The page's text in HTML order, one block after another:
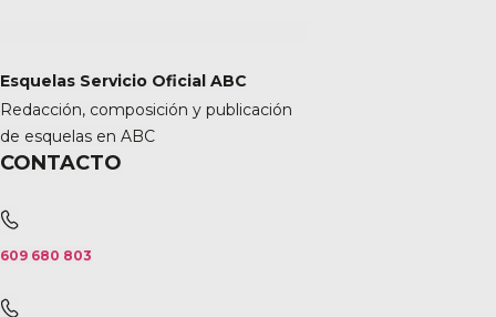
Esquelas Servicio Oficial ABC
Redacción, composición y publicación
de esquelas en ABC
CONTACTO
609 680 803